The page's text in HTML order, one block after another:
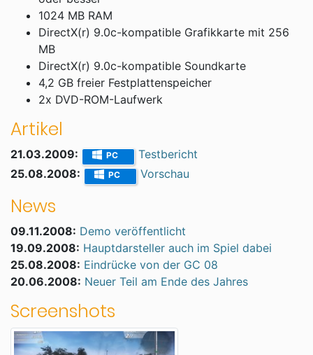
1024 MB RAM
DirectX(r) 9.0c-kompatible Grafikkarte mit 256
MB
DirectX(r) 9.0c-kompatible Soundkarte
4,2 GB freier Festplattenspeicher
2x DVD-ROM-Laufwerk
Artikel
21.03.2009: PC
Testbericht
25.08.2008:
PC Vorschau
News
09.11.2008: Demo veröffentlicht
19.09.2008: Hauptdarsteller auch im Spiel dabei
25.08.2008: Eindrücke von der GC 08
20.06.2008: Neuer Teil am Ende des Jahres
Screenshots